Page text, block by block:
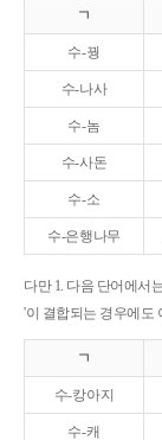
ㄱ
수-꿩
수-나사
수-놈
수-사돈
수-소
수-은행나무
다만 1. 다음 단어에서
'이 결합되는 경우에도
ㄱ
수-캉아지
수-캐